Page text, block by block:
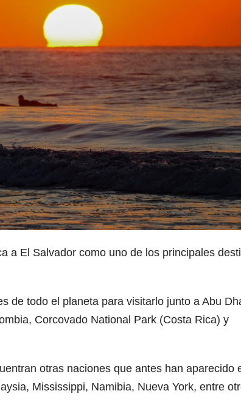
a El Salvador como uno de los principales
de todo el planeta para visitarlo junto a Abu
Corcovado National Park (Costa Rica) y
otras naciones que antes han aparecido
Mississippi, Namibia, Nueva York, entre